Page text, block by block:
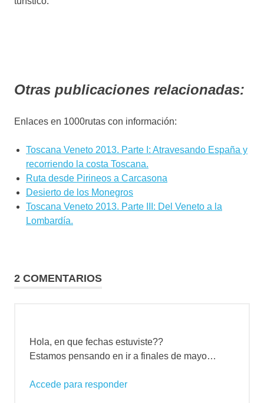
Otras publicaciones relacionadas:
Enlaces en 1000rutas con información:
Toscana Veneto 2013. Parte I: Atravesando España y
recorriendo la costa Toscana.
Ruta desde Pirineos a Carcasona
Desierto de los Monegros
Toscana Veneto 2013. Parte III: Del Veneto a la
Lombardía.
2 COMENTARIOS
Hola, en que fechas estuviste??
Estamos pensando en ir a finales de mayo…
Accede para responder